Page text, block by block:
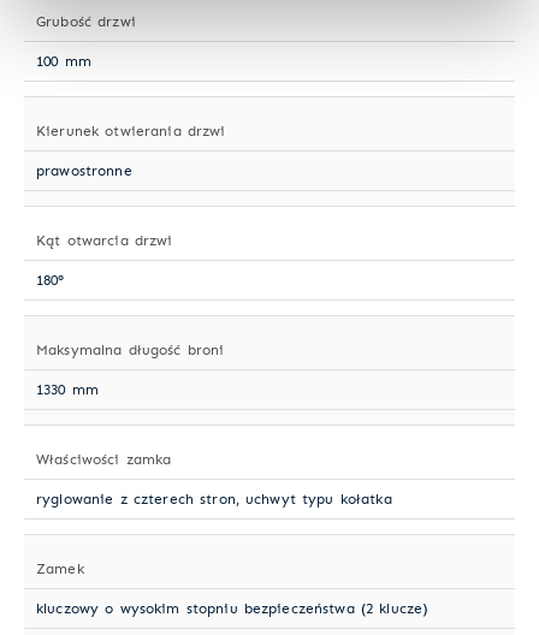
Grubość drzwi
100 mm
Kierunek otwierania drzwi
prawostronne
Kąt otwarcia drzwi
180°
Maksymalna długość broni
1330 mm
Właściwości zamka
ryglowanie z czterech stron, uchwyt typu kołatka
Zamek
kluczowy o wysokim stopniu bezpieczeństwa (2 klucze)